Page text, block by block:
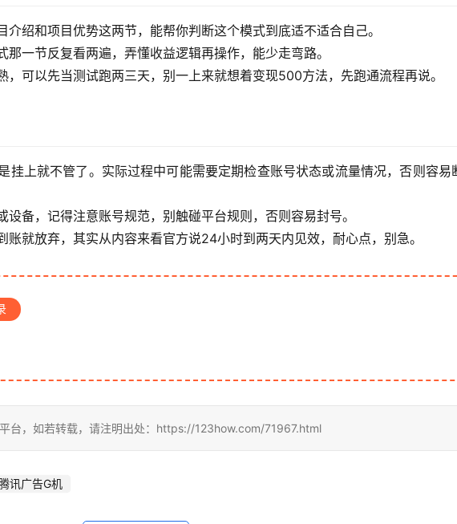
绍和项目优势这两节，能帮你判断这个模式到底适不适合自己。
一节反复看两遍，弄懂收益逻辑再操作，能少走弯路。
，可以先当测试跑两三天，别一上来就想着变现500方法，先跑通流程再说。
挂上就不管了。实际过程中可能需要定期检查账号状态或流量情况，否则容易
备，记得注意账号规范，别触碰平台规则，否则容易封号。
就放弃，其实从内容来看官方说24小时到两天内见效，耐心点，别急。
台，如若转载，请注明出处：https://123how.com/71967.html
腾讯广告G机